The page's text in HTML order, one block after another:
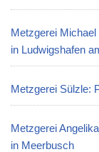
Metzgerei
in Ludwigshafen
Metzgerei Sülzle:
Metzgerei
in Meerbusch